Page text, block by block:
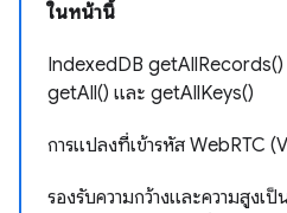
ในหน้านี้
IndexedDB getAllRecords()
getAll() และ getAllKeys()
การแปลงที่เข้ารหัส WebRTC
รองรับความกว้างและความสูงเ